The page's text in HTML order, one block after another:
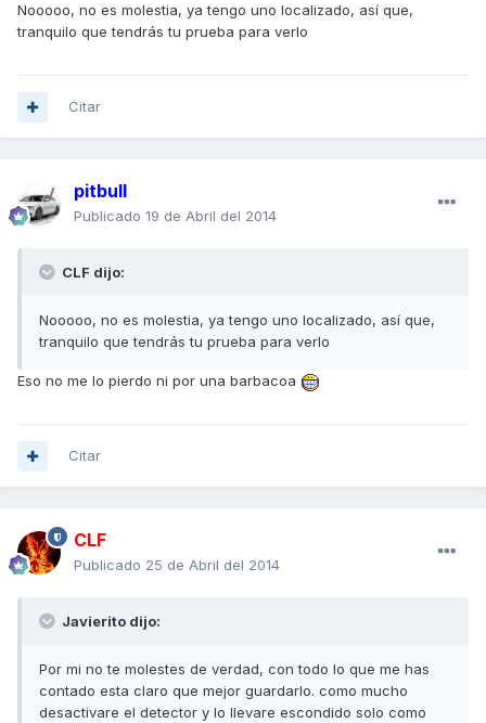
Nooooo, no es molestia, ya tengo uno localizado, así que,
tranquilo que tendrás tu prueba para verlo
Citar
pitbull
Publicado 19 de Abril del 2014
CLF dijo:
Nooooo, no es molestia, ya tengo uno localizado, así que,
tranquilo que tendrás tu prueba para verlo
Eso no me lo pierdo ni por una barbacoa
Citar
CLF
Publicado 25 de Abril del 2014
Javierito dijo:
Por mi no te molestes de verdad, con todo lo que me has
contado esta claro que mejor guardarlo. como mucho
desactivare el detector y lo llevare escondido solo como